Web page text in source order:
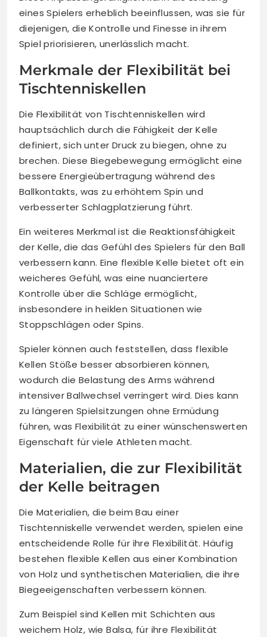
eines Spielers erheblich beeinflussen, was sie für
diejenigen, die Kontrolle und Finesse in ihrem
Spiel priorisieren, unerlässlich macht.
Merkmale der Flexibilität bei
Tischtenniskellen
Die Flexibilität von Tischtenniskellen wird
hauptsächlich durch die Fähigkeit der Kelle
definiert, sich unter Druck zu biegen, ohne zu
brechen. Diese Biegebewegung ermöglicht eine
bessere Energieübertragung während des
Ballkontakts, was zu erhöhtem Spin und
verbesserter Schlagplatzierung führt.
Ein weiteres Merkmal ist die Reaktionsfähigkeit
der Kelle, die das Gefühl des Spielers für den Ball
verbessern kann. Eine flexible Kelle bietet oft ein
weicheres Gefühl, was eine nuanciertere
Kontrolle über die Schläge ermöglicht,
insbesondere in heiklen Situationen wie
Stoppschlägen oder Spins.
Spieler können auch feststellen, dass flexible
Kellen Stöße besser absorbieren können,
wodurch die Belastung des Arms während
intensiver Ballwechsel verringert wird. Dies kann
zu längeren Spielsitzungen ohne Ermüdung
führen, was Flexibilität zu einer wünschenswerten
Eigenschaft für viele Athleten macht.
Materialien, die zur Flexibilität
der Kelle beitragen
Die Materialien, die beim Bau einer
Tischtenniskelle verwendet werden, spielen eine
entscheidende Rolle für ihre Flexibilität. Häufig
bestehen flexible Kellen aus einer Kombination
von Holz und synthetischen Materialien, die ihre
Biegeeigenschaften verbessern können.
Zum Beispiel sind Kellen mit Schichten aus
weichem Holz, wie Balsa, für ihre Flexibilität